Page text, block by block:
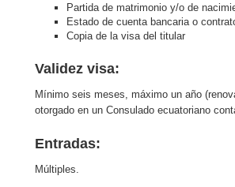
Partida de matrimonio y/o de
Estado de cuenta bancaria o
Copia de la visa del titular
Validez visa:
Mínimo seis meses, máximo un año
otorgado en un Consulado ecuatoriano
Entradas:
Múltiples.